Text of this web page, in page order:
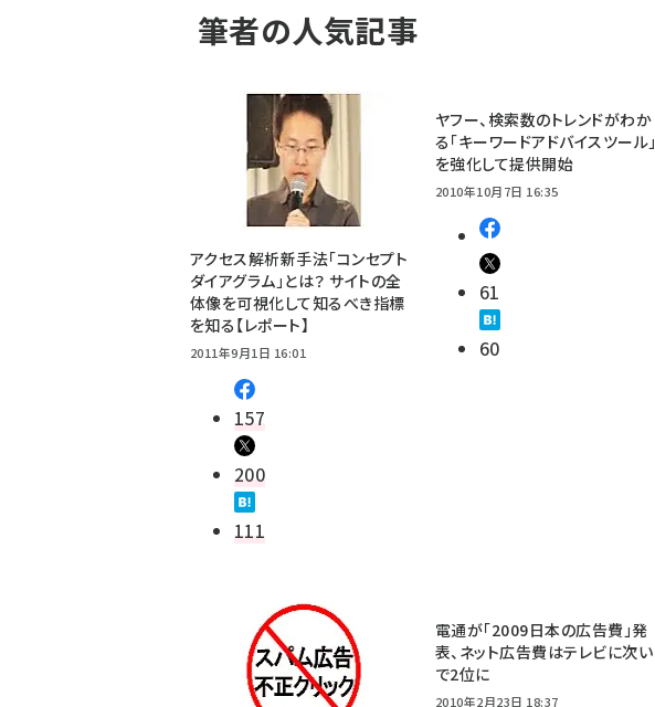
筆者の人気記事
アクセス解析新手法「コンセプト
ダイアグラム」とは？ サイトの全
体像を可視化して知るべき指標
を知る【レポート】
2011年9月1日 16:01
157
200
111
ヤフー、検索数のトレンドがわか
る「キーワードアドバイスツール」
を強化して提供開始
2010年10月7日 16:35
61
60
電通が「2009日本の広告費」発
表、ネット広告費はテレビに次い
で2位に
2010年2月23日 18:37